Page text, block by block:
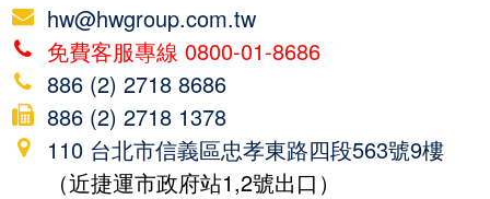
hw@hwgroup.com.tw
免費客服專線 0800-01-8686
886 (2) 2718 8686
886 (2) 2718 1378
110 台北市信義區忠孝東路四段563號9樓
（近捷運市政府站1,2號出口）